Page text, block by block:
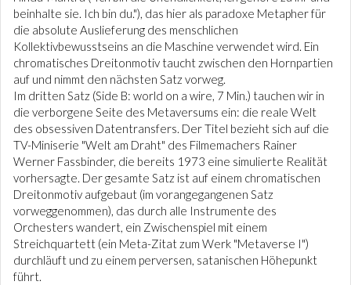
beinhalte sie. Ich bin du."), das hier als paradoxe Metapher für
die absolute Auslieferung des menschlichen
Kollektivbewusstseins an die Maschine verwendet wird. Ein
chromatisches Dreitonmotiv taucht zwischen den Hornpartien
auf und nimmt den nächsten Satz vorweg.
Im dritten Satz (Side B: world on a wire, 7 Min.) tauchen wir in
die verborgene Seite des Metaversums ein: die reale Welt
des obsessiven Datentransfers. Der Titel bezieht sich auf die
TV-Miniserie "Welt am Draht" des Filmemachers Rainer
Werner Fassbinder, die bereits 1973 eine simulierte Realität
vorhersagte. Der gesamte Satz ist auf einem chromatischen
Dreitonmotiv aufgebaut (im vorangegangenen Satz
vorweggenommen), das durch alle Instrumente des
Orchesters wandert, ein Zwischenspiel mit einem
Streichquartett (ein Meta-Zitat zum Werk "Metaverse I")
durchläuft und zu einem perversen, satanischen Höhepunkt
führt.